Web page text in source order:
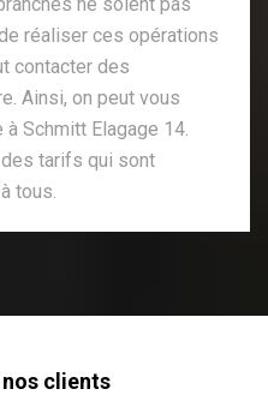
réaliser ces opérations
contacter des
Ainsi, on peut vous
Schmitt Elagage 14.
tarifs qui sont
tous.
clients